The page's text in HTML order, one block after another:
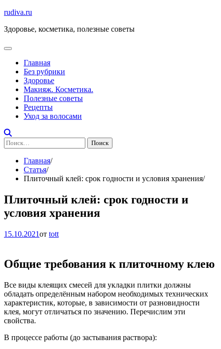
Перейти
содержимому
rudiva.ru
Здоровье, косметика, полезные советы
Главная
Без рубрики
Здоровье
Макияж. Косметика.
Полезные советы
Рецепты
Уход за волосами
Найти:
Главная
Статья
Плиточный клей: срок годности и условия хранения
Плиточный клей: срок годности и
условия хранения
15.10.2021от tott
Общие требования к плиточному клею
Все виды клеящих смесей для укладки плитки должны
обладать определённым набором необходимых технических
характеристик, которые, в зависимости от разновидности
клея, могут отличаться по значению. Перечислим эти
свойства.
В процессе работы (до застывания раствора):